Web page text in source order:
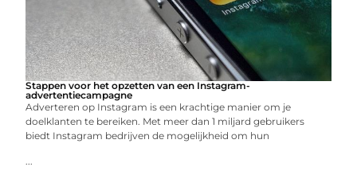
Stappen voor het opzetten van een Instagram-
advertentiecampagne
Adverteren op Instagram is een krachtige manier om je
doelklanten te bereiken. Met meer dan 1 miljard gebruikers
biedt Instagram bedrijven de mogelijkheid om hun
...